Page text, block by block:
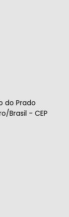
do Prado
Brasil - CEP